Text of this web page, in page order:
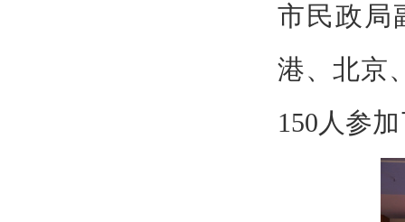
市民政局
港、北京
150 人参